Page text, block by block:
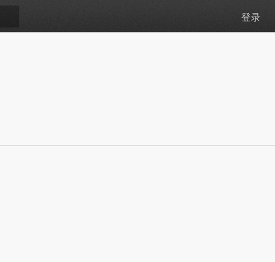
登录